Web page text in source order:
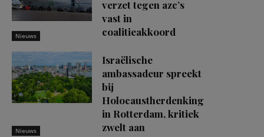
Nieuws
verzet tegen azc’s
vast in
coalitieakkoord
Nieuws
Israëlische
ambassadeur spreekt
bij
Holocaustherdenking
in Rotterdam, kritiek
zwelt aan